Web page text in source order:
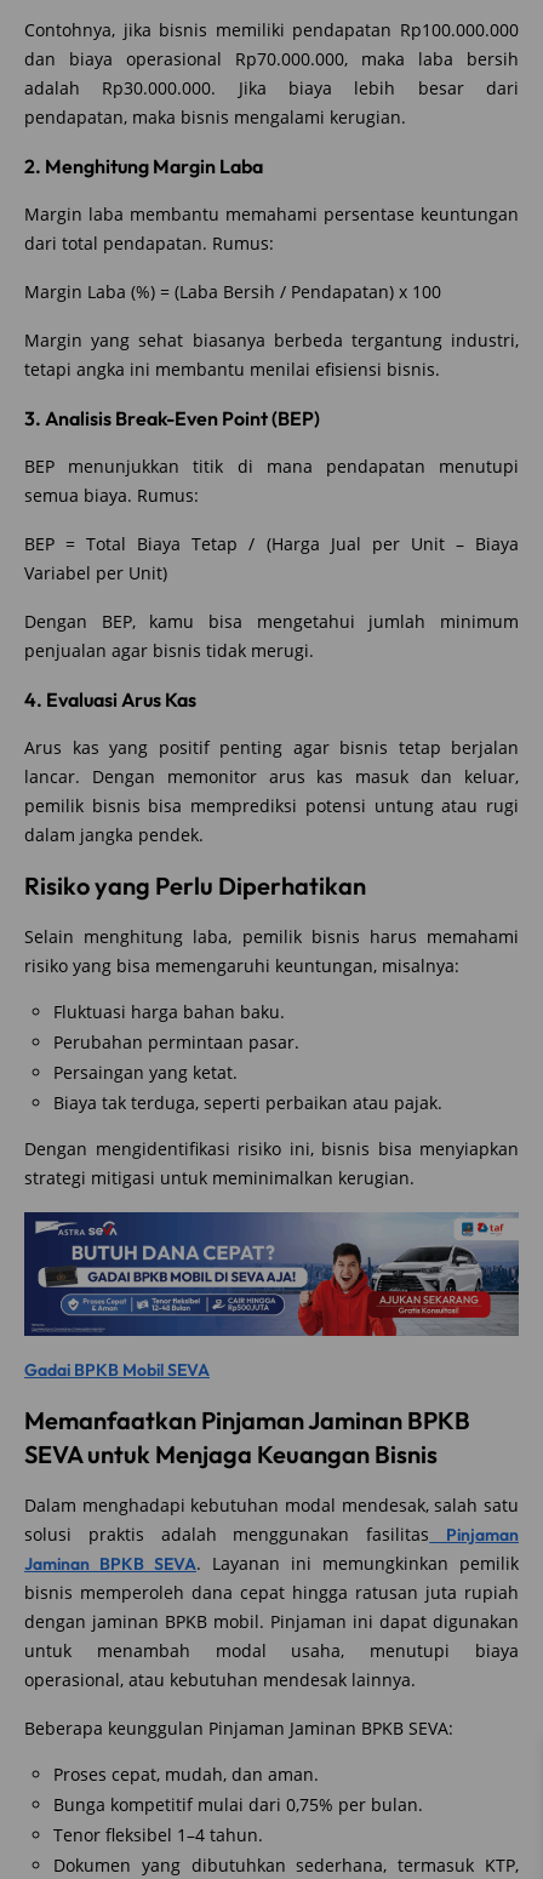
Contohnya, jika bisnis memiliki pendapatan Rp100.000.000
dan biaya operasional Rp70.000.000, maka laba bersih
adalah Rp30.000.000. Jika biaya lebih besar dari
pendapatan, maka bisnis mengalami kerugian.
2. Menghitung Margin Laba
Margin laba membantu memahami persentase keuntungan
dari total pendapatan. Rumus:
Margin Laba (%) = (Laba Bersih / Pendapatan) x 100
Margin yang sehat biasanya berbeda tergantung industri,
tetapi angka ini membantu menilai efisiensi bisnis.
3. Analisis Break-Even Point (BEP)
BEP menunjukkan titik di mana pendapatan menutupi
semua biaya. Rumus:
BEP = Total Biaya Tetap / (Harga Jual per Unit – Biaya
Variabel per Unit)
Dengan BEP, kamu bisa mengetahui jumlah minimum
penjualan agar bisnis tidak merugi.
4. Evaluasi Arus Kas
Arus kas yang positif penting agar bisnis tetap berjalan
lancar. Dengan memonitor arus kas masuk dan keluar,
pemilik bisnis bisa memprediksi potensi untung atau rugi
dalam jangka pendek.
Risiko yang Perlu Diperhatikan
Selain menghitung laba, pemilik bisnis harus memahami
risiko yang bisa memengaruhi keuntungan, misalnya:
Fluktuasi harga bahan baku.
Perubahan permintaan pasar.
Persaingan yang ketat.
Biaya tak terduga, seperti perbaikan atau pajak.
Dengan mengidentifikasi risiko ini, bisnis bisa menyiapkan
strategi mitigasi untuk meminimalkan kerugian.
Gadai BPKB Mobil SEVA
Memanfaatkan Pinjaman Jaminan BPKB
SEVA untuk Menjaga Keuangan Bisnis
Dalam menghadapi kebutuhan modal mendesak, salah satu
solusi praktis adalah menggunakan fasilitas
Pinjaman
Jaminan BPKB SEVA. Layanan ini memungkinkan pemilik
bisnis memperoleh dana cepat hingga ratusan juta rupiah
dengan jaminan BPKB mobil. Pinjaman ini dapat digunakan
untuk menambah modal usaha, menutupi biaya
operasional, atau kebutuhan mendesak lainnya.
Beberapa keunggulan Pinjaman Jaminan BPKB SEVA:
Proses cepat, mudah, dan aman.
Bunga kompetitif mulai dari 0,75% per bulan.
Tenor fleksibel 1–4 tahun.
Dokumen yang dibutuhkan sederhana, termasuk KTP,